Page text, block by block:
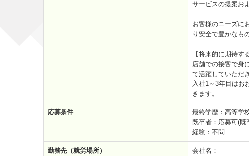
サービスの提案お
お客様のニーズに
り安全で豊かなも
【将来的に期待す
店舗での接客で身
て活躍していただ
入社1～3年目はお
きます。
応募条件
最終学歴：高等学
既卒者：応募可(既
経験：不問
勤務先（就労場所）
会社名：